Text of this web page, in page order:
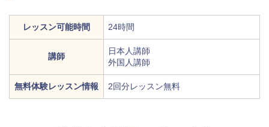
レッスン可能時間 24時間
講師
日本人講師
外国人講師
無料体験レッスン情報 2回分レッスン無料